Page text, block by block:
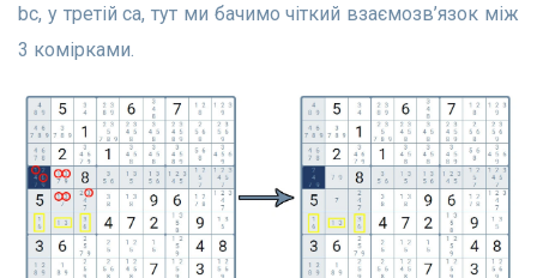
bc, у третій ca, тут ми бачимо чіткий взаємозв’язок між
3 комірками.